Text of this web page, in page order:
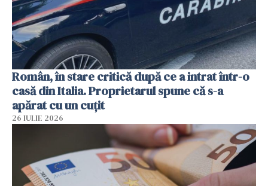
Român, în stare critică după ce a intrat într-o
casă din Italia. Proprietarul spune că s-a
apărat cu un cuțit
26 IULIE 2026